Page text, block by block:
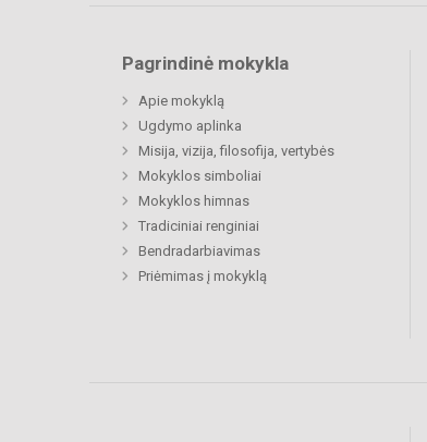
Pagrindinė mokykla
Apie mokyklą
Ugdymo aplinka
Misija, vizija, filosofija, vertybės
Mokyklos simboliai
Mokyklos himnas
Tradiciniai renginiai
Bendradarbiavimas
Priėmimas į mokyklą